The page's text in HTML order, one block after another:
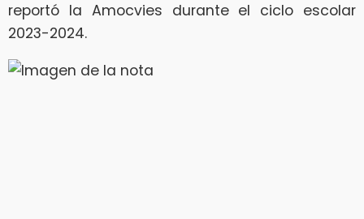
reportó la Amocvies durante el ciclo escolar
2023-2024.